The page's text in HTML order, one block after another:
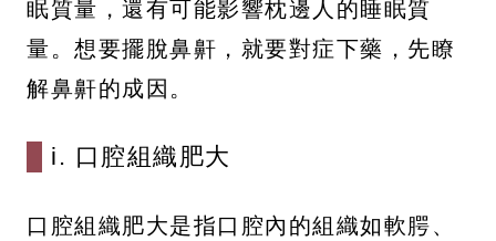
眠質量，還有可能影響枕邊人的睡眠質
量。想要擺脫鼻鼾，就要對症下藥，先瞭
解鼻鼾的成因。
i. 口腔組織肥大
口腔組織肥大是指口腔內的組織如軟腭、